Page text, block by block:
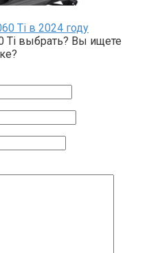
Ti в 2024 году
Ti выбрать? Вы ищете